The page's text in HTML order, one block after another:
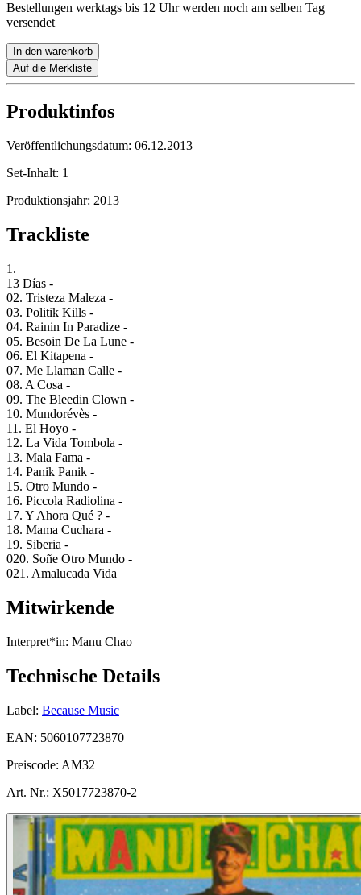
Bestellungen werktags bis 12 Uhr werden noch am selben Tag
versendet
In den warenkorb
Auf die Merkliste
Produktinfos
Veröffentlichungsdatum: 06.12.2013
Set-Inhalt: 1
Produktionsjahr: 2013
Trackliste
1.
13 Días -
02. Tristeza Maleza -
03. Politik Kills -
04. Rainin In Paradize -
05. Besoin De La Lune -
06. El Kitapena -
07. Me Llaman Calle -
08. A Cosa -
09. The Bleedin Clown -
10. Mundorévès -
11. El Hoyo -
12. La Vida Tombola -
13. Mala Fama -
14. Panik Panik -
15. Otro Mundo -
16. Piccola Radiolina -
17. Y Ahora Qué ? -
18. Mama Cuchara -
19. Siberia -
020. Soñe Otro Mundo -
021. Amalucada Vida
Mitwirkende
Interpret*in: Manu Chao
Technische Details
Label: Because Music
EAN: 5060107723870
Preiscode: AM32
Art. Nr.: X5017723870-2